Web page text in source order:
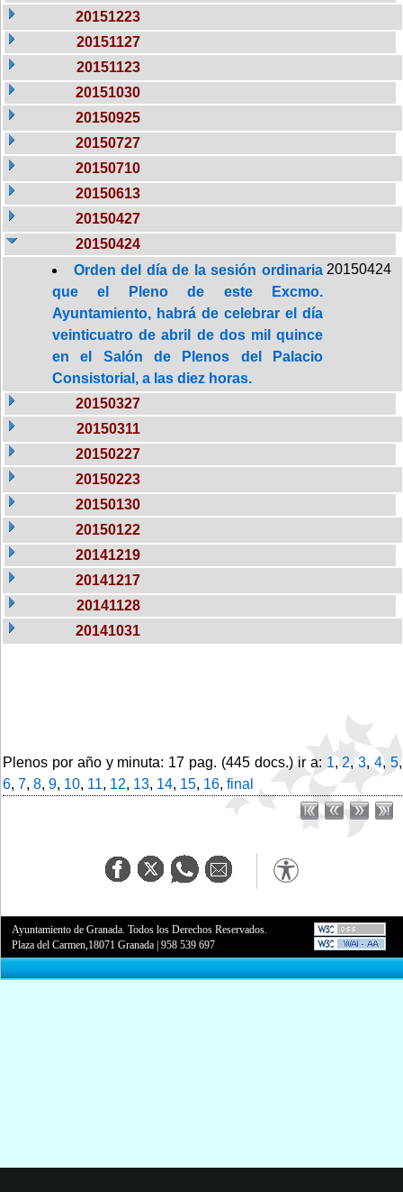
20151223
20151127
20151123
20151030
20150925
20150727
20150710
20150613
20150427
20150424
Orden del día de la sesión ordinaria
que el Pleno de este Excmo.
Ayuntamiento, habrá de celebrar el día
veinticuatro de abril de dos mil quince
en el Salón de Plenos del Palacio
Consistorial, a las diez horas.
20150424
20150327
20150311
20150227
20150223
20150130
20150122
20141219
20141217
20141128
20141031
Plenos por año y minuta: 17 pag. (445 docs.) ir a: 1,2,3,4,5,
6, 7, 8, 9, 10, 11, 12, 13, 14, 15, 16, final
Ayuntamiento de Granada. Todos los Derechos Reservados.
Plaza del Carmen,18071 Granada |958 539 697